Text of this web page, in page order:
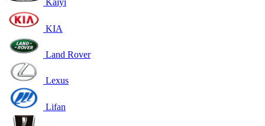
Kaiyi
KIA
Land Rover
Lexus
Lifan